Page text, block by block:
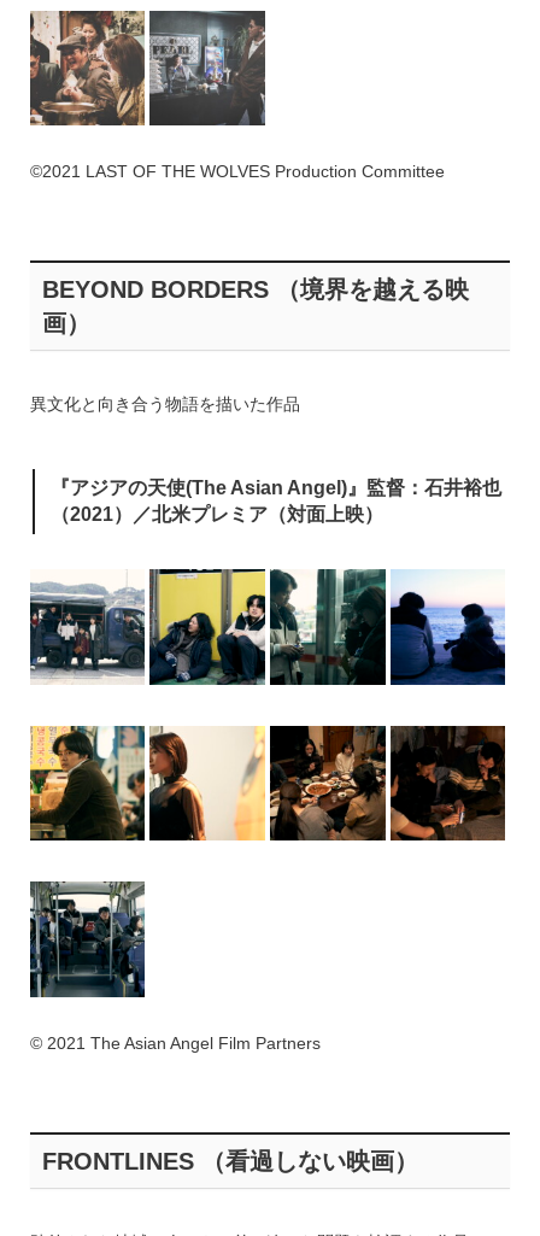
©2021 LAST OF THE WOLVES Production Committee
BEYOND BORDERS （境界を越える映
画）
異文化と向き合う物語を描いた作品
『アジアの天使(The Asian Angel)』監督：石井裕也
（2021）／北米プレミア（対面上映）
© 2021 The Asian Angel Film Partners
FRONTLINES （看過しない映画）